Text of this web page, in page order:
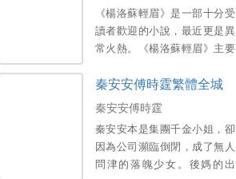
《楊洛蘇輕眉》是一部十分受
讀者歡迎的小說，最近更是異
常火熱。《楊洛蘇輕眉》主要
時，楊洛蘇輕眉也就是這部小
說裡麵的男主角和女主角。他
們之間的關係並不是一直親
密，而是有跌跌宕宕的起伏，
甚至一度陷入冷戰之中。不過
一起經過許多的故事，最終還
秦安安傅時霆繁體全城
秦安安傅時霆
秦安安本是集團千金小姐，卻
因為公司瀕臨倒閉，成了無人
問津的落魄少女。後媽的出